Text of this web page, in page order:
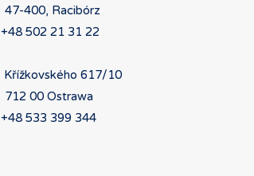
47-400, Racibórz
+48 502 21 31 22
Křížkovského 617/10
712 00 Ostrawa
+48 533 399 344